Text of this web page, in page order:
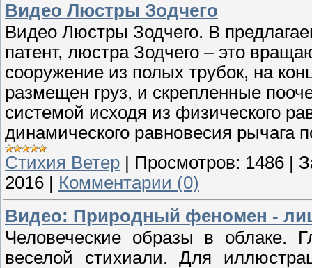
Видео Люстры Зодчего
Видео Люстры Зодчего. В
патент, люстра Зодчего – это
сооружение из полых трубок, на
размещен груз, и скрепленные
системой исходя из физического
динамического равновесия рычага
Стихия Ветер
Просмотров: 1486
2016
Комментарии (0)
Видео: Природный феномен -
Человеческие образы в облаке.
веселой стихиали. Для